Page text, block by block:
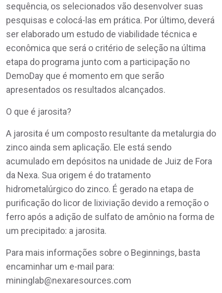
sequência, os selecionados vão desenvolver suas
pesquisas e colocá-las em prática. Por último, deverá
ser elaborado um estudo de viabilidade técnica e
econômica que será o critério de seleção na última
etapa do programa junto com a participação no
DemoDay que é momento em que serão
apresentados os resultados alcançados.
O que é jarosita?
A jarosita é um composto resultante da metalurgia do
zinco ainda sem aplicação. Ele está sendo
acumulado em depósitos na unidade de Juiz de Fora
da Nexa. Sua origem é do tratamento
hidrometalúrgico do zinco. É gerado na etapa de
purificação do licor de lixiviação devido a remoção o
ferro após a adição de sulfato de amônio na forma de
um precipitado: a jarosita.
Para mais informações sobre o Beginnings, basta
encaminhar um e-mail para:
mininglab@nexaresources.com